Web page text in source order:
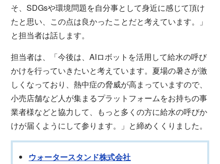
そ、SDGsや環境問題を自分事として身近に感じて頂け
たと思い、この点は良かったことだと考えています。」
と担当者は話します。
担当者は、「今後は、AIロボットを活用して給水の呼び
かけを行っていきたいと考えています。夏場の暑さが激
しくなっており、熱中症の脅威が高まっていますので、
小売店舗など人が集まるプラットフォームをお持ちの事
業者様などと協力して、もっと多くの方に給水の呼びか
けが届くようにして参ります。」と締めくくりました。
ウォータースタンド株式会社